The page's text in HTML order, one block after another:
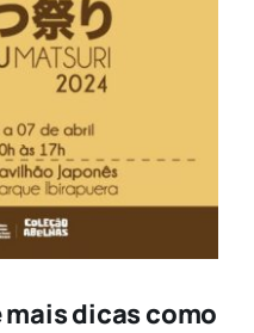
dicas como